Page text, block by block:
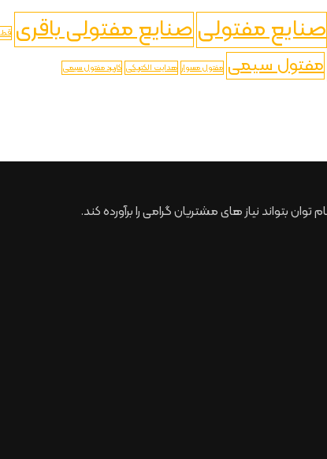
صنایع مفتولیصنایع مفتولی باقری
مفتول سیمی مفتول مسوار هدایت الکتریکی کاریرد مفتول سیمی